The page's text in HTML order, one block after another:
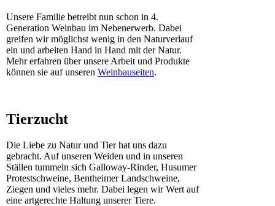
Unsere Familie betreibt nun schon in 4.
Generation Weinbau im Nebenerwerb. Dabei
greifen wir möglichst wenig in den Naturverlauf
ein und arbeiten Hand in Hand mit der Natur.
Mehr erfahren über unsere Arbeit und Produkte
können sie auf unseren Weinbauseiten.
Tierzucht
Die Liebe zu Natur und Tier hat uns dazu
gebracht. Auf unseren Weiden und in unseren
Ställen tummeln sich Galloway-Rinder, Husumer
Protestschweine, Bentheimer Landschweine,
Ziegen und vieles mehr. Dabei legen wir Wert auf
eine artgerechte Haltung unserer Tiere.